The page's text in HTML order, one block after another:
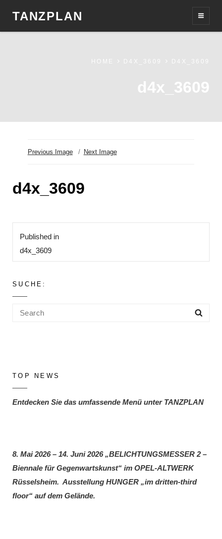
TANZPLAN
HOME D4X_3609 D4X_3609
d4x_3609
Previous Image Next Image
d4x_3609
Beitragsnavigation
Published in
d4x_3609
SUCHE:
Search
TOP NEWS
Entdecken Sie das umfassende Menü unter TANZPLAN
8. Mai 2026 – 14. Juni 2026 „BELICHTUNGSMESSER 2 –
Biennale für Gegenwartskunst“ im OPEL-ALTWERK
Rüsselsheim. Ausstellung HUNGER „im dritten-third
floor“ auf dem Gelände.